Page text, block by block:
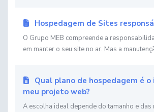
Hospedagem de Sites
O Grupo MEB compreende a
em manter o seu site no ar. Mas a
Qual plano de hospedagem é o
meu projeto web?
A escolha ideal depende do tamanho e das